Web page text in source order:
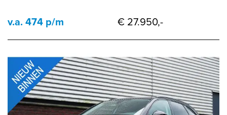
v.a. 474 p/m € 27.950,-